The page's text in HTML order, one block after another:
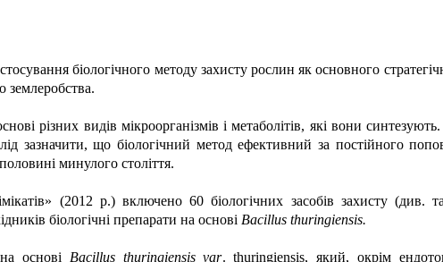
біологічного методу захисту рослин як основного
землеробства.
різних видів мікроорганізмів і метаболітів, які вони
зазначити, що біологічний метод ефективний за постійного
минулого століття.
(2012 р.) включено 60 біологічних засобів захисту (див.
біологічні препарати на основі Bacillus thuringiensis.
основі Bacillus thuringiensis var. thuringiensis, який, окрім